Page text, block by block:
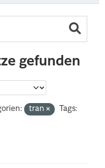
gefunden
tran
Tags: